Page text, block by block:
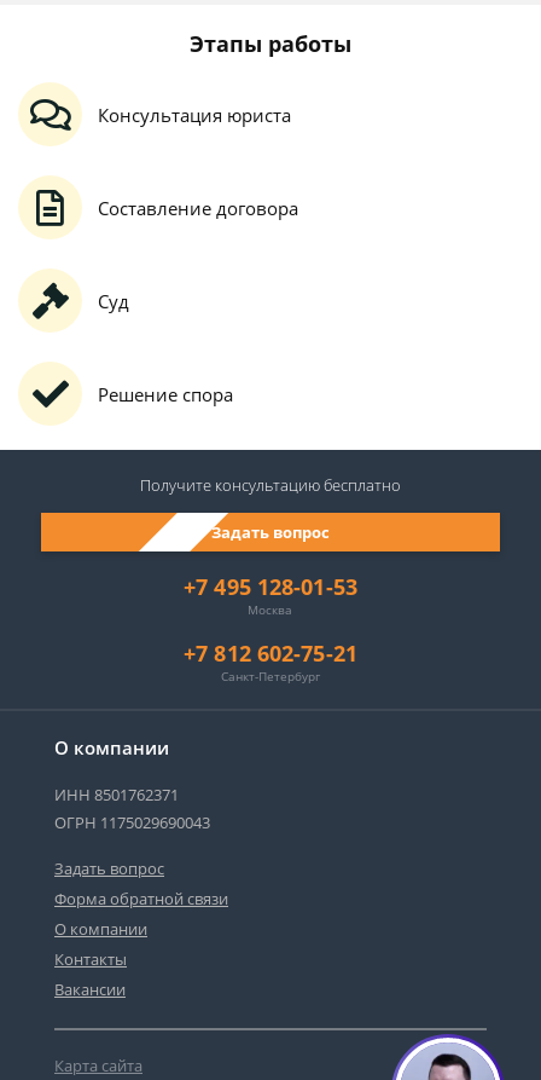
Этапы работы
Консультация юриста
Составление договора
Суд
Решение спора
О компании
ИНН 8501762371
ОГРН 1175029690043
Задать вопрос
Форма обратной связи
О компании
Контакты
Вакансии
Карта сайта
+7 495 128-01-53
Москва
+7 812 602-75-21
Санкт-Петербург
Задать вопрос
Получите консультациюбесплатно